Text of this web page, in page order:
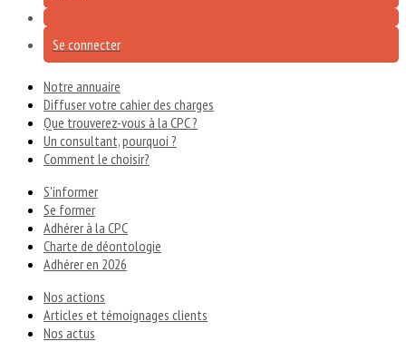
Se connecter
Notre annuaire
Diffuser votre cahier des charges
Que trouverez-vous à la CPC ?
Un consultant, pourquoi ?
Comment le choisir?
S'informer
Se former
Adhérer à la CPC
Charte de déontologie
Adhérer en 2026
Nos actions
Articles et témoignages clients
Nos actus